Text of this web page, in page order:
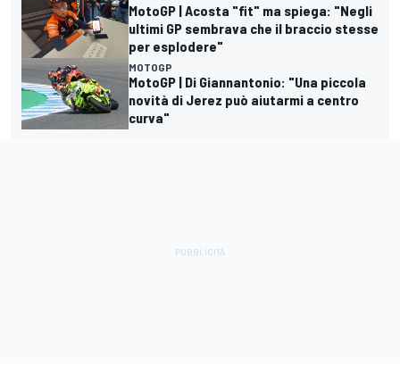
MotoGP | Acosta "fit" ma spiega: "Negli
ultimi GP sembrava che il braccio stesse
per esplodere"
MOTOGP
MotoGP | Di Giannantonio: "Una piccola
novità di Jerez può aiutarmi a centro
curva"